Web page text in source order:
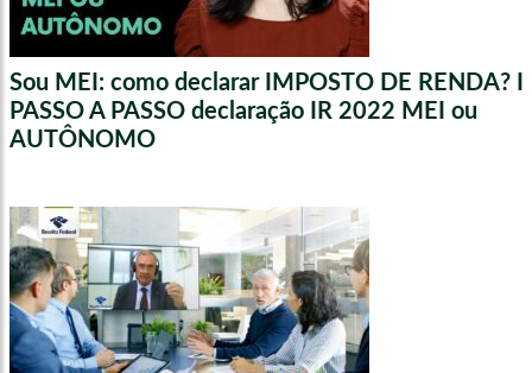
Sou MEI: como declarar IMPOSTO DE RENDA? I
PASSO A PASSO declaração IR 2022 MEI ou
AUTÔNOMO